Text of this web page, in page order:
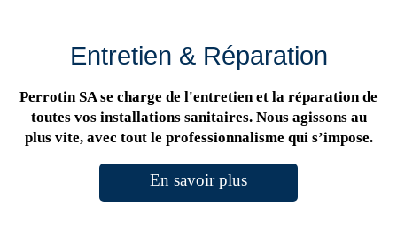
Entretien & Réparation
Perrotin SA se charge de l'entretien et la réparation de
toutes vos installations sanitaires. Nous agissons au
plus vite, avec tout le professionnalisme qui s’impose.
En savoir plus